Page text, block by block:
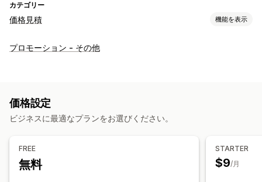
カテゴリー
価格見積 機能を表示
価格ルール
カスタム表示
通知
プロモーション - その他
価格設定
ビジネスに最適なプランをお選びください。
FREE
無料
STARTER
$9/月